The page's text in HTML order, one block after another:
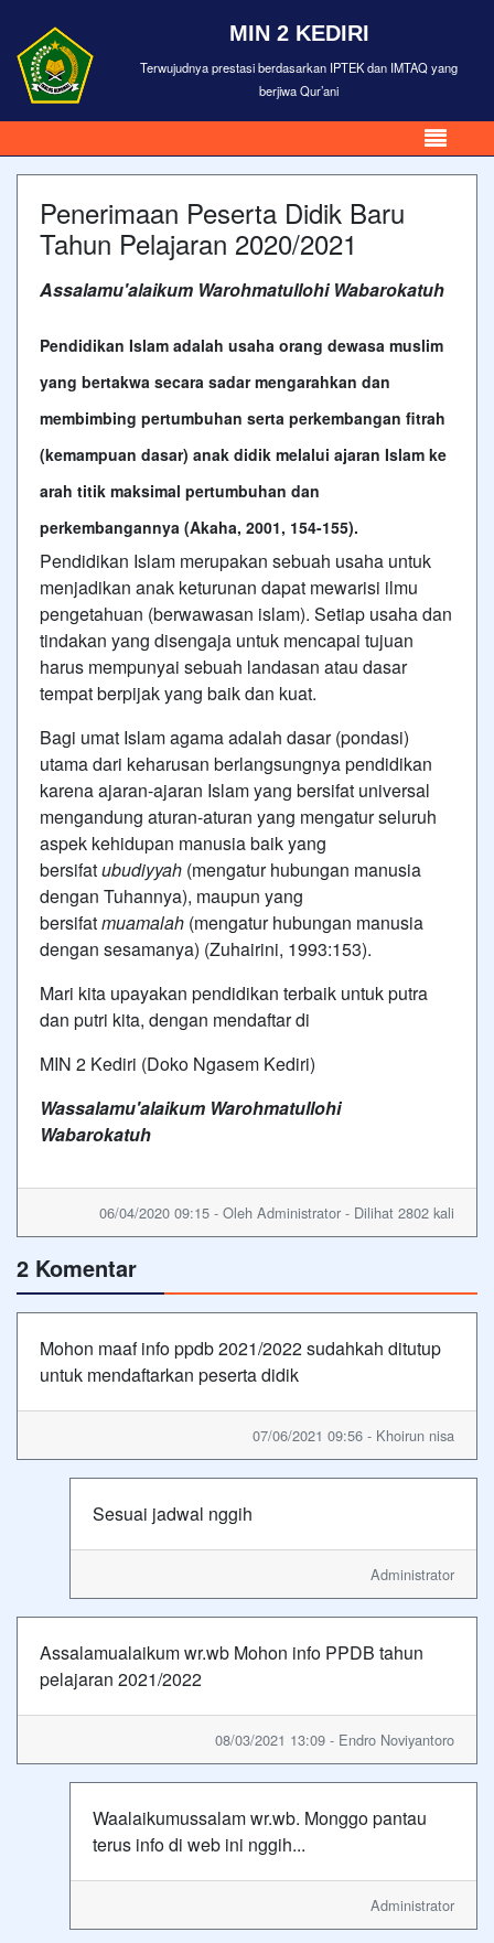
MIN 2 KEDIRI
Terwujudnya prestasi berdasarkan IPTEK dan IMTAQ yang
berjiwa Qur’ani
Penerimaan Peserta Didik Baru
Tahun Pelajaran 2020/2021
Assalamu'alaikum Warohmatullohi Wabarokatuh
Pendidikan Islam adalah usaha orang dewasa muslim
yang bertakwa secara sadar mengarahkan dan
membimbing pertumbuhan serta perkembangan fitrah
(kemampuan dasar) anak didik melalui ajaran Islam ke
arah titik maksimal pertumbuhan dan
perkembangannya (Akaha, 2001, 154-155).
Pendidikan Islam merupakan sebuah usaha untuk
menjadikan anak keturunan dapat mewarisi ilmu
pengetahuan (berwawasan islam). Setiap usaha dan
tindakan yang disengaja untuk mencapai tujuan
harus mempunyai sebuah landasan atau dasar
tempat berpijak yang baik dan kuat.
Bagi umat Islam agama adalah dasar (pondasi)
utama dari keharusan berlangsungnya pendidikan
karena ajaran-ajaran Islam yang bersifat universal
mengandung aturan-aturan yang mengatur seluruh
aspek kehidupan manusia baik yang
bersifatubudiyyah (mengatur hubungan manusia
dengan Tuhannya), maupun yang
bersifatmuamalah (mengatur hubungan manusia
dengan sesamanya) (Zuhairini, 1993:153).
Mari kita upayakan pendidikan terbaik untuk putra
dan putri kita, dengan mendaftar di
MIN 2 Kediri (Doko Ngasem Kediri)
Wassalamu'alaikum Warohmatullohi
Wabarokatuh
06/04/2020 09:15 - Oleh Administrator - Dilihat 2802 kali
2 Komentar
Mohon maaf info ppdb 2021/2022 sudahkah ditutup
untuk mendaftarkan peserta didik
07/06/2021 09:56 - Khoirun nisa
Sesuai jadwal nggih
Administrator
Assalamualaikum wr.wb Mohon info PPDB tahun
pelajaran 2021/2022
08/03/2021 13:09 - Endro Noviyantoro
Waalaikumussalam wr.wb. Monggo pantau
terus info di web ini nggih...
Administrator